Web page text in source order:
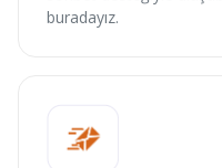
buradayız.